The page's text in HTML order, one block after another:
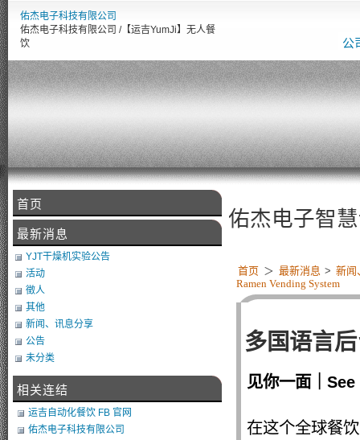
佑杰电子科技有限公司
佑杰电子科技有限公司 /【运吉YumJi】无人餐
饮
公
【佑杰电子智慧
首页 ＞ 最新消息 > 新闻
Ramen Vending System
多国语言
见你一面｜
在这个全球餐
首页
最新消息
YJT干燥机实验公告
活动
徵人
其他
新闻、讯息分享
公告
未分类
相关连结
运吉自动化餐饮 FB 官网
佑杰电子科技有限公司